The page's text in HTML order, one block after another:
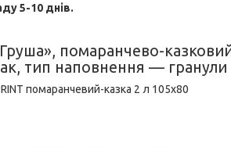
5-10 днів.
помаранчево-
тип наповнення — гранули
помаранчевий-казка 2 л 105x80